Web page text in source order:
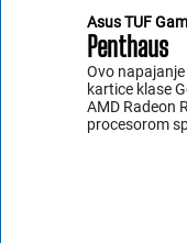
Asus TUF
Penthaus
Ovo
kartice klase
AMD Radeon
procesorom